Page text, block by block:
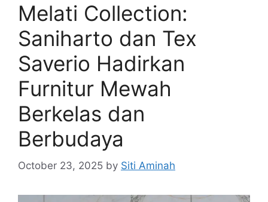
Melati Collection:
Saniharto dan Tex
Saverio Hadirkan
Furnitur Mewah
Berkelas dan
Berbudaya
October 23, 2025 by Siti Aminah